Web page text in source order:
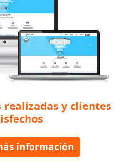
realizadas y clientes
información